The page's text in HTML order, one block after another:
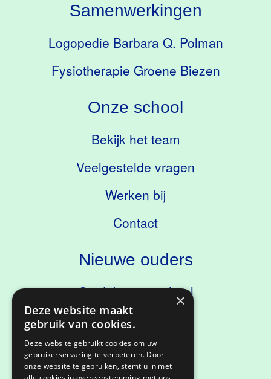
Nieuwe ouders
Ontdek onze school
Kennismaken
Onze school
Bekijk het team
Veelgestelde vragen
Werken bij
Contact
Samenwerkingen
Logopedie Barbara Q. Polman
Fysiotherapie Groene Biezen
×
Deze website maakt
gebruik van cookies.
Deze website gebruikt cookies om uw
gebruikerservaring te verbeteren. Door
onze website te gebruiken, stemt u in met